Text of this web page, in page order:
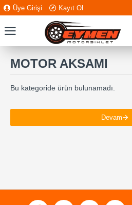
Üye Girişi Kayıt Ol
MOTOR AKSAMI
Bu kategoride ürün bulunamadı.
Devam